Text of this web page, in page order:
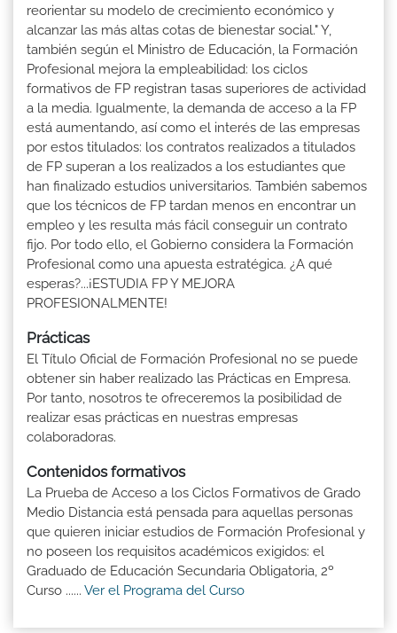
reorientar su modelo de crecimiento económico y
alcanzar las más altas cotas de bienestar social." Y,
también según el Ministro de Educación, la Formación
Profesional mejora la empleabilidad: los ciclos
formativos de FP registran tasas superiores de actividad
a la media. Igualmente, la demanda de acceso a la FP
está aumentando, así como el interés de las empresas
por estos titulados: los contratos realizados a titulados
de FP superan a los realizados a los estudiantes que
han finalizado estudios universitarios. También sabemos
que los técnicos de FP tardan menos en encontrar un
empleo y les resulta más fácil conseguir un contrato
fijo. Por todo ello, el Gobierno considera la Formación
Profesional como una apuesta estratégica. ¿A qué
esperas?...¡ESTUDIA FP Y MEJORA
PROFESIONALMENTE!
Prácticas
El Título Oficial de Formación Profesional no se puede
obtener sin haber realizado las Prácticas en Empresa.
Por tanto, nosotros te ofreceremos la posibilidad de
realizar esas prácticas en nuestras empresas
colaboradoras.
Contenidos formativos
La Prueba de Acceso a los Ciclos Formativos de Grado
Medio Distancia está pensada para aquellas personas
que quieren iniciar estudios de Formación Profesional y
no poseen los requisitos académicos exigidos: el
Graduado de Educación Secundaria Obligatoria, 2º
Curso ...... Ver el Programa del Curso